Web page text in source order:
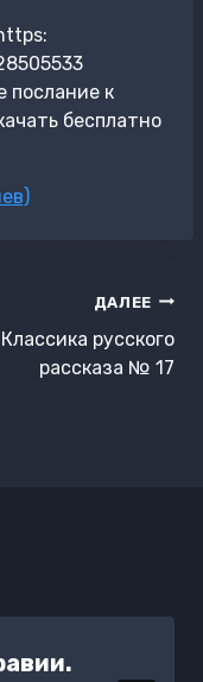
послание к
бесплатно
ДАЛЕЕ
Классика русского
рассказа № 17